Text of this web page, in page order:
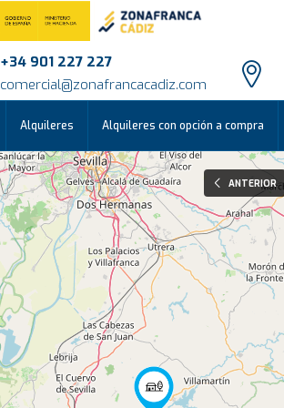
+34 901 227 227
comercial@zonafrancacadiz.com
Alquileres Alquileres con opción a compra
ANTERIOR